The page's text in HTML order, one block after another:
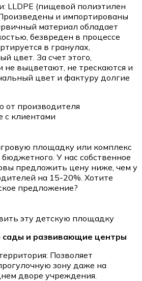
LLDPE (пищевой полиэтилен
и импортированы
материал обладает
безвреден в процессе
в гранулах,
цвет. За счет этого,
не выцветают, не трескаются и
цвет и фактуру долгие
производителя
с клиентами
площадку или комплекс
У нас собственное
предложить цену ниже, чем у
на 15-20%. Хотите
предложение?
эту детскую площадку
сады и развивающие центры
Позволяет
зону даже на
дворе учреждения.